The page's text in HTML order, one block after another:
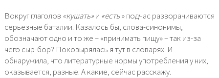
Вокруг глаголов «кушать»и «есть» подчас разворачиваются
серьезные баталии. Казалось бы, слова-синонимы,
обозначают одно и то же – «принимать пищу» – так из-за
чего сыр-бор? Поковырялась я тут в словарях. И
обнаружила, что литературные нормы употребления у них,
оказывается, разные. А какие, сейчас расскажу.